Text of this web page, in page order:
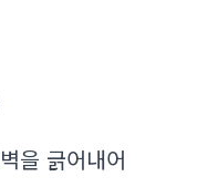
을 긁어내어